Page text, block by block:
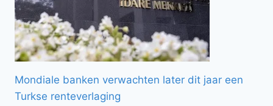
Mondiale banken verwachten later dit jaar een
Turkse renteverlaging